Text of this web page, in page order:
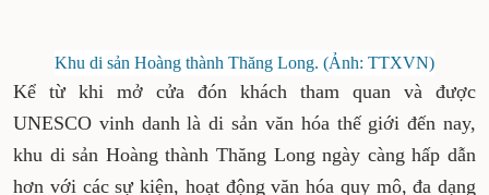
Khu di sản Hoàng thành Thăng Long. (Ảnh: TTXVN)
Kể từ khi mở cửa đón khách tham quan và được
UNESCO vinh danh là di sản văn hóa thế giới đến nay,
khu di sản Hoàng thành Thăng Long ngày càng hấp dẫn
hơn với các sự kiện, hoạt động văn hóa quy mô, đa dạng